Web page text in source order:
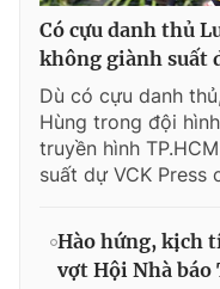
Có cựu danh thủ
không giành suất
Dù có cựu danh
Hùng trong đội
truyền hình
suất dự VCK Press
Hào hứng, kịch
vợt Hội Nhà báo